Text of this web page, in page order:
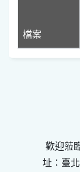
檔案
歡迎蒞
址：臺